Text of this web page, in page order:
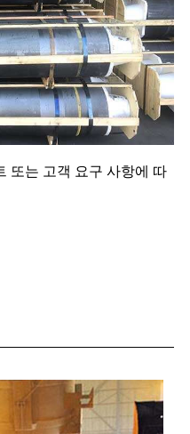
또는 고객 요구 사항에 따